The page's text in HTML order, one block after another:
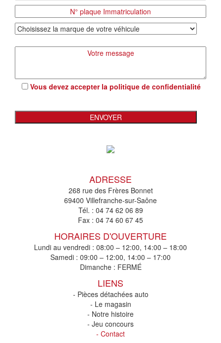
Vous devez accepter la politique de confidentialité
ADRESSE
268 rue des Frères Bonnet
69400 Villefranche-sur-Saône
Tél. : 04 74 62 06 89
Fax : 04 74 60 67 45
HORAIRES D'OUVERTURE
Lundi au vendredi : 08:00 – 12:00, 14:00 – 18:00
Samedi : 09:00 – 12:00, 14:00 – 17:00
Dimanche : FERMÉ
LIENS
- Pièces détachées auto
- Le magasin
- Notre histoire
- Jeu concours
- Contact